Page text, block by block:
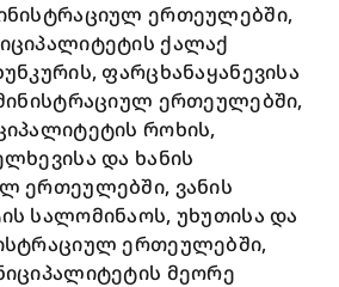
ერთეულებში,
ქალაქ
ფარცხანაყანევისა
ერთეულებში,
როხის,
და ხანის
ერთეულებში, ვანის
სალომინაოს, უხუთისა და
ერთეულებში,
მეორე